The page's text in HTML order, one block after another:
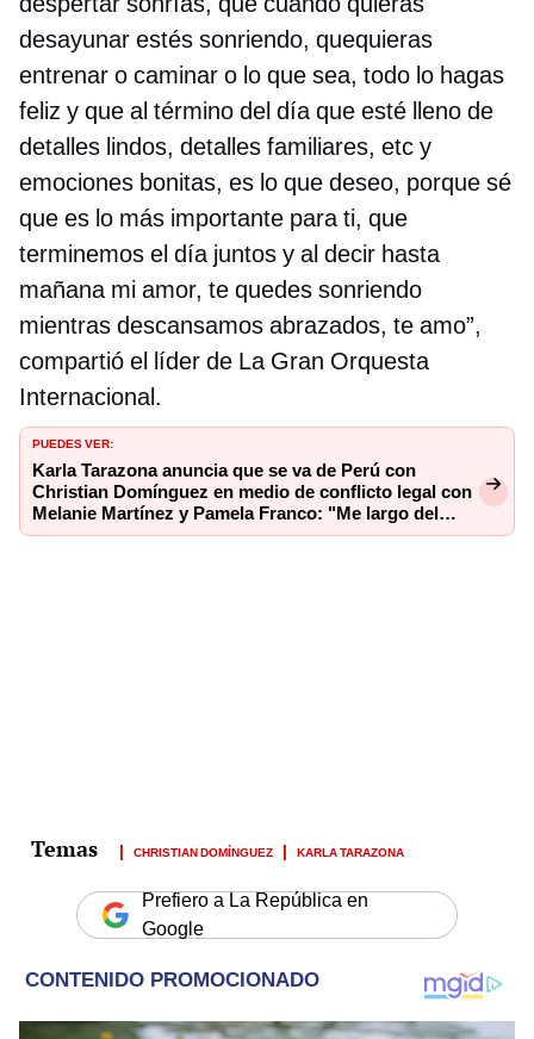
desayunar estés sonriendo, quequieras
entrenar o caminar o lo que sea, todo lo hagas
feliz y que al término del día que esté lleno de
detalles lindos, detalles familiares, etc y
emociones bonitas, es lo que deseo, porque sé
que es lo más importante para ti, que
terminemos el día juntos y al decir hasta
mañana mi amor, te quedes sonriendo
mientras descansamos abrazados, te amo”,
compartió el líder de La Gran Orquesta
Internacional.
PUEDES VER:
Karla Tarazona anuncia que se va de Perú con
Christian Domínguez en medio de conflicto legal con
Melanie Martínez y Pamela Franco: "Me largo del
país"
CHRISTIAN DOMÍNGUEZ KARLA TARAZONA
Prefiero a La República en
Google